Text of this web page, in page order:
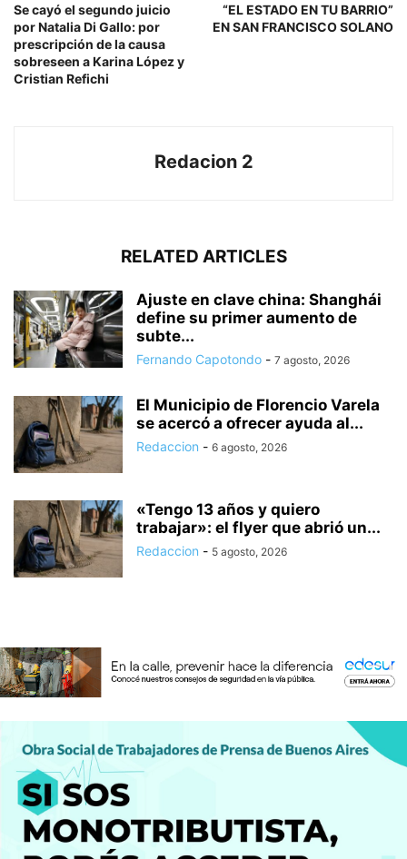
Se cayó el segundo juicio
por Natalia Di Gallo: por
prescripción de la causa
sobreseen a Karina López y
Cristian Refichi
“EL ESTADO EN TU BARRIO”
EN SAN FRANCISCO SOLANO
Redacion 2
RELATED ARTICLES
Ajuste en clave china: Shanghái
define su primer aumento de
subte...
Fernando Capotondo - 7 agosto, 2026
El Municipio de Florencio Varela
se acercó a ofrecer ayuda al...
Redaccion - 6 agosto, 2026
«Tengo 13 años y quiero
trabajar»: el flyer que abrió un...
Redaccion - 5 agosto, 2026